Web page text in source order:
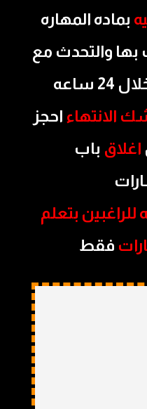
بماده المهاره
بها والتحدث مع
ساعه
الانتهاء احجز
اغلاق باب
للراغبين بتعلم
فقط